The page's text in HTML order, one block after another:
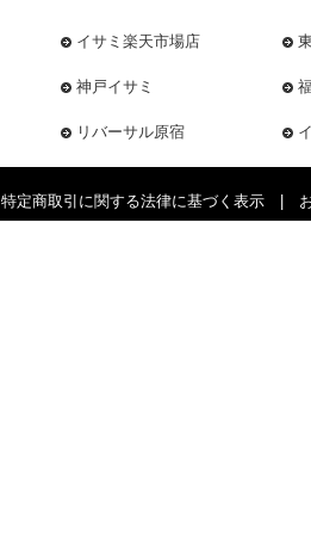
イサミ楽天市場店
神戸イサミ
リバーサル原宿
特定商取引に関する法律に基づく表示